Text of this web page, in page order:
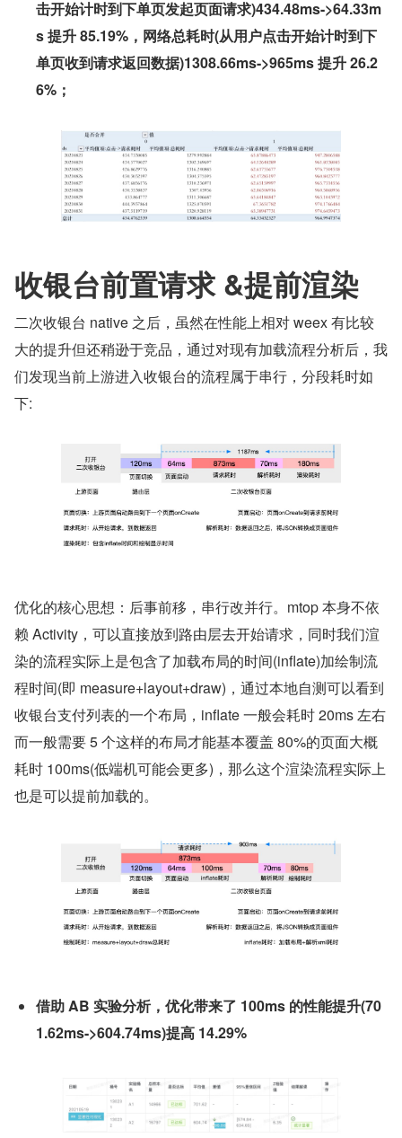
击开始计时到下单页发起页面请求)434.48ms->64.33m
s 提升 85.19%，网络总耗时(从用户点击开始计时到下
单页收到请求返回数据)1308.66ms->965ms 提升 26.2
6%；
收银台前置请求 &提前渲染
二次收银台 native 之后，虽然在性能上相对 weex 有比较
大的提升但还稍逊于竞品，通过对现有加载流程分析后，我
们发现当前上游进入收银台的流程属于串行，分段耗时如
下:
优化的核心思想：后事前移，串行改并行。mtop 本身不依
赖 Activity，可以直接放到路由层去开始请求，同时我们渲
染的流程实际上是包含了加载布局的时间(inflate)加绘制流
程时间(即 measure+layout+draw)，通过本地自测可以看到
收银台支付列表的一个布局，inflate 一般会耗时 20ms 左右
而一般需要 5 个这样的布局才能基本覆盖 80%的页面大概
耗时 100ms(低端机可能会更多)，那么这个渲染流程实际上
也是可以提前加载的。
借助 AB 实验分析，优化带来了 100ms 的性能提升(70
1.62ms->604.74ms)提高 14.29%